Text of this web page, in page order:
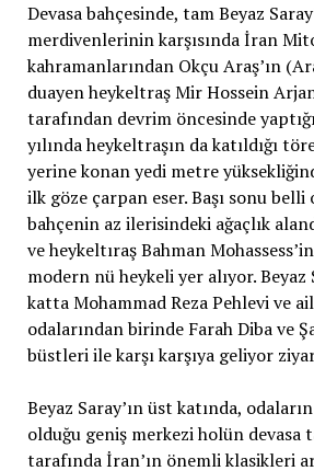
Devasa bahçesinde, tam Beyaz
merdivenlerinin karşısında İran
kahramanlarından Okçu Araş’ın
duayen heykeltraş Mir Hossein
tarafından devrim öncesinde
yılında heykeltraşın da katıldığı
yerine konan yedi metre
ilk göze çarpan eser. Başı sonu
bahçenin az ilerisindeki ağaçlık
ve heykeltıraş Bahman
modern nü heykeli yer alıyor. Beyaz
katta Mohammad Reza Pehlevi ve
odalarından birinde Farah Diba ve
büstleri ile karşı karşıya geliyor
Beyaz Saray’ın üst katında,
olduğu geniş merkezi holün devasa
tarafında İran’ın önemli klasikleri